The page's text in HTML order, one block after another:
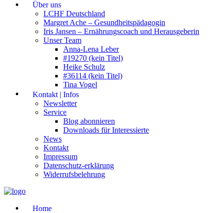
Über uns
LCHF Deutschland
Margret Ache – Gesundheitspädagogin
Iris Jansen – Ernährungscoach und Herausgeberin
Unser Team
Anna-Lena Leber
#19270 (kein Titel)
Heike Schulz
#36114 (kein Titel)
Tina Vogel
Kontakt | Infos
Newsletter
Service
Blog abonnieren
Downloads für Interessierte
News
Kontakt
Impressum
Datenschutz-erklärung
Widerrufsbelehrung
Home